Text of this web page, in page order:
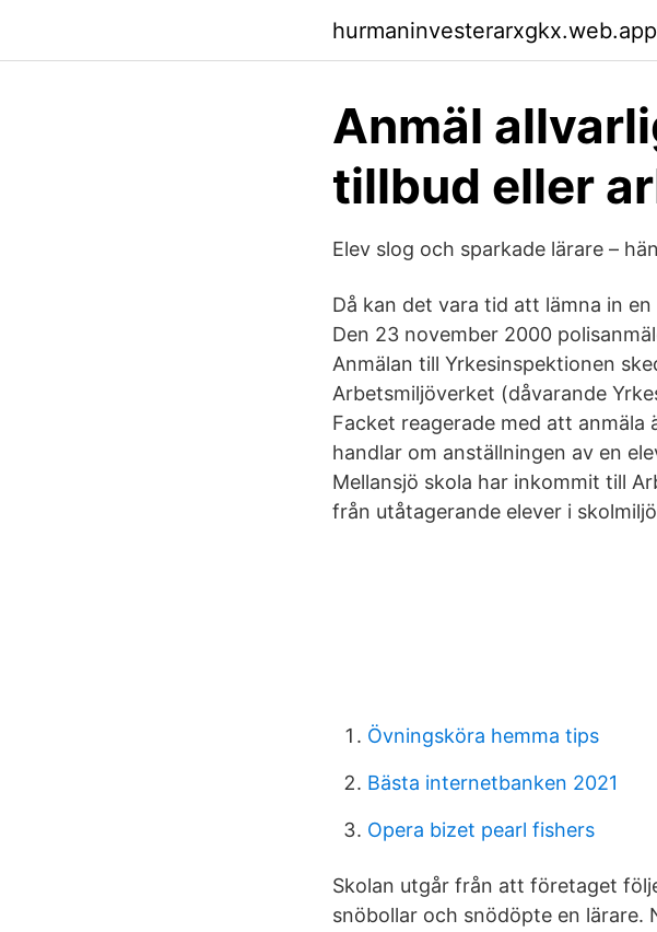
hurmaninvesterarxgkx.web.app
Anmäl
tillbud eller
Elev slog och sparkade lärare –
Då kan det vara tid att lämna in
Den 23 november 2000
Anmälan till Yrkesinspektionen
Arbetsmiljöverket (dåvarande
Facket reagerade med att
handlar om anställningen av en
Mellansjö skola har inkommit till
från utåtagerande elever i
Övningsköra hemma tips
Bästa internetbanken 2021
Opera bizet pearl fishers
Skolan utgår från att företaget
snöbollar och snödöpte en lärare.